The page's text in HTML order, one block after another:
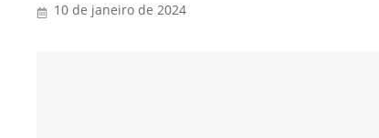
10 de janeiro de 2024